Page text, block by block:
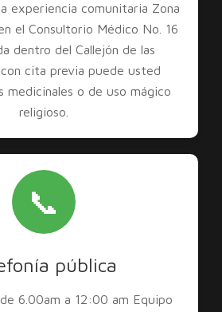
experiencia comunitaria Zona
el Consultorio Médico No. 16
dentro del Callejón de las
cita previa puede usted
medicinales o de uso mágico
religioso.
📞
pública
6.00am a 12:00 am Equipo